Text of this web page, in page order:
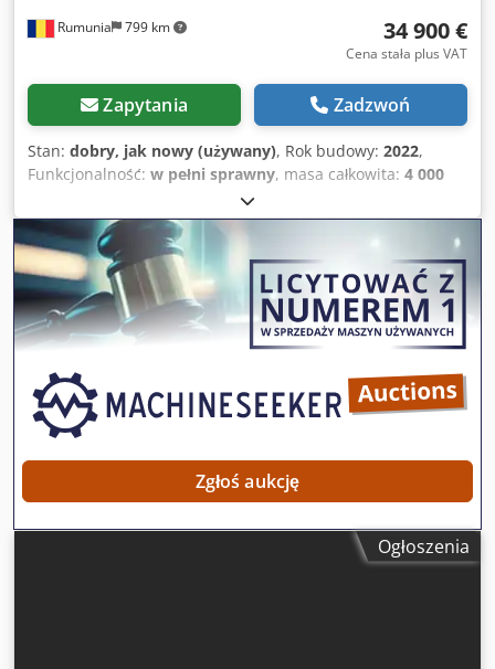
Rumunia 799 km 34 900 €
Cena stała plus VAT
Zapytania Zadzwoń
Stan: dobry, jak nowy (używany), Rok budowy: 2022,
Funkcjonalność: w pełni sprawny, masa całkowita: 4 000
, całkowita szerokość:
całkowita długość:6 500 mm, całkowita wysokość:1 820
mm, Automatyczna maszyna do produkcji pokrywek
papierowych z rolki zintegrowana z maszyną do
pakowania, przeznaczona do pokrywek o pojemności 8oz i
12oz. Wydajność: 70–100 szt./minutę Surowiec: papier
jednostronnie lub dwustronnie powlekany/laminowany
karton z folią) Rozmiar pokrywek: 8oz i 12oz Moc robocza:
12kW Moc całkowita: 17kW Źródło zasilania: 3-fazowe, 380V,
50/60Hz Użytkownik musi zakupić kompresor powietrza.
Zgłoś aukcję
Ogłoszenia